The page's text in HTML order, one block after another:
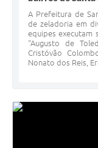
A Prefeitura de
de zeladoria em
equipes executam
“Augusto de
Cristóvão
Nonato dos Reis,